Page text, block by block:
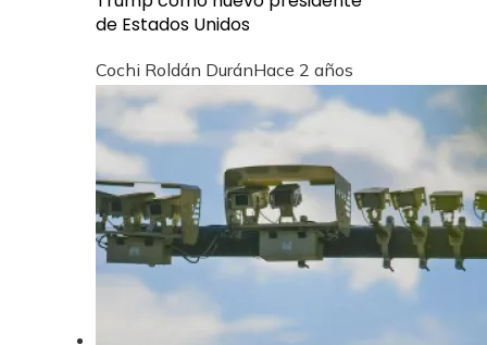
de Estados Unidos
Cochi Roldán DuránHace 2 años